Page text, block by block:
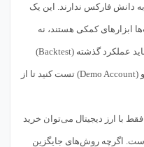
دانش فارکس ندارند. این یک
ابزارهای کمکی هستند، نه
ماشین‌های پول‌چاپ‌کن جادویی. همیشه باید عملکرد گذشته (Backtest)
ربات را بررسی کرده و در حساب‌های دمو (Demo Account) تست کنید تا از
با ارز دیجیتال می‌توان خرید
اگرچه روش‌های جایگزین